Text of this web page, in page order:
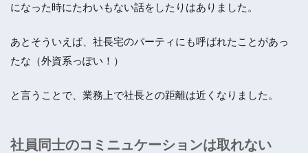
になった時にたわいもない話をしたりはありました。
あとそういえば、社長宅のパーティにも呼ばれたことがあっ
たな（外資系っぽい！）
と言うことで、業務上で社長との距離は近くなりました。
社員同士のコミニュケーションは取れない